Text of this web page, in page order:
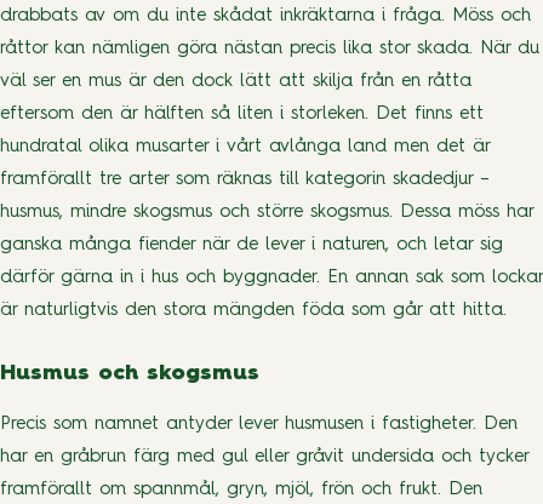
drabbats av om du inte skådat inkräktarna i fråga. Möss och
råttor kan nämligen göra nästan precis lika stor skada. När du
väl ser en mus är den dock lätt att skilja från en råtta
eftersom den är hälften så liten i storleken. Det finns ett
hundratal olika musarter i vårt avlånga land men det är
framförallt tre arter som räknas till kategorin skadedjur –
husmus, mindre skogsmus och större skogsmus. Dessa möss har
ganska många fiender när de lever i naturen, och letar sig
därför gärna in i hus och byggnader. En annan sak som lockar
är naturligtvis den stora mängden föda som går att hitta.
Husmus och skogsmus
Precis som namnet antyder lever husmusen i fastigheter. Den
har en gråbrun färg med gul eller gråvit undersida och tycker
framförallt om spannmål, gryn, mjöl, frön och frukt. Den